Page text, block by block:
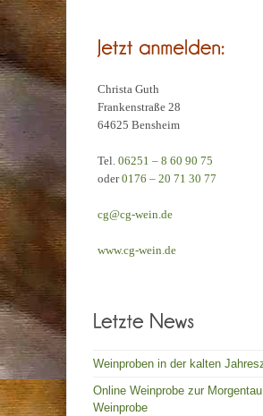
Christa Guth
Frankenstraße 28
64625 Bensheim
Tel. 06251 – 8 60 90 75
oder0176 – 20 71 30 77
cg@cg-wein.de
www.cg-wein.de
Weinproben in der kalten
Online Weinprobe zur Morgentau
Weinprobe